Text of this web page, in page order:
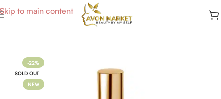
Skip to main content
Parfums Femme
-22%
SOLD OUT
NEW